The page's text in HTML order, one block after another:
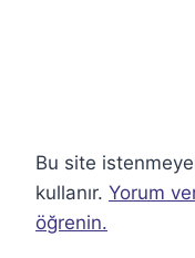
Bu site
kullanır. Yorum
öğrenin.